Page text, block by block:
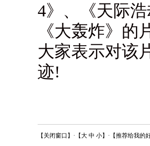
4》、《天际
《大轰炸》
大家表示对该
迹!
【 关闭窗口 】·【大 中 小】·【推荐给我的